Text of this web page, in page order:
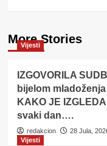
More Stories
Vijesti
IZGOVORILA
bijelom
KAKO JE
svaki dan….
redakcion
28 Jula,
Vijesti